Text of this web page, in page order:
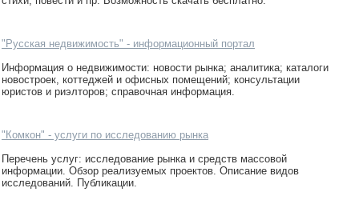
"Русская недвижимость" - информационный портал
Информация о недвижимости: новости рынка; аналитика; каталоги
новостроек, коттеджей и офисных помещений; консультации
юристов и риэлторов; справочная информация.
"Комкон" - услуги по исследованию рынка
Перечень услуг: исследование рынка и средств массовой
информации. Обзор реализуемых проектов. Описание видов
исследований. Публикации.